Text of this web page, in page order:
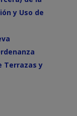
y Uso de
Terrazas y